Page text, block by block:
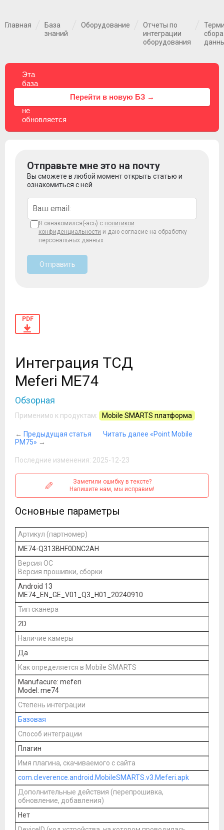
Главная
База
знаний
Оборудование
Отчеты по
интеграции
оборудования
сбора
Эта
база
не
обновляется
Перейти в новую БЗ →
Отправьте мне это на почту
Вы сможете в любой момент открыть статью и
ознакомиться с ней
Я ознакомился(-ась) с политикой
конфиденциальности и даю согласие на обработку
персональных данных
Отправить
PDF
Интеграция ТСД
Meferi ME74
Обзорная
Применимо к продуктам: Mobile SMARTS платформа
← Предыдущая статья
Читать далее «Point Mobile
PM75» →
Последние изменения: 2025-12-23
Заметили ошибку в тексте?
Напишите нам, мы исправим!
Основные параметры
Артикул (партномер)
ME74-Q313BHF0DNC2AH
Версия ОС
Версия прошивки, сборки
Android 13
ME74_EN_GE_V01_Q3_H01_20240910
Тип сканера
2D
Наличие камеры
Да
Как определяется в Mobile SMARTS
Manufacure: meferi
Model: me74
Степень интеграции
Базовая
Способ интеграции
Плагин
Имя плагина, скачиваемого с сайта
com.cleverence.android.MobileSMARTS.v3.Meferi.apk
Дополнительные действия (перепрошивка,
обновление, добавления)
Нет